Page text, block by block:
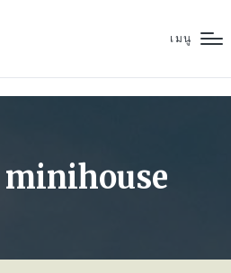
เมนู
minihouse